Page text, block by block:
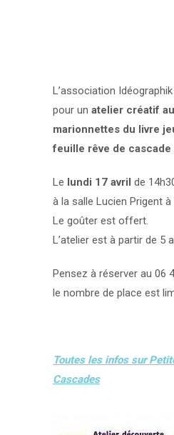
L’association
pour un atelier créatif
marionnettes du livre
feuille rêve de cascade
Le lundi 17 avril de
à la salle Lucien Prigent à
Le goûter est offert.
L’atelier est à partir de 5
Pensez à réserver au 06
le nombre de place est
Toutes les infos sur
Cascades